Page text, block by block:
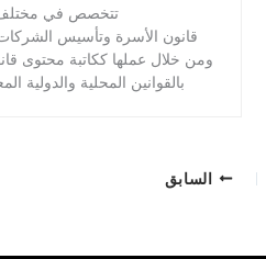
تتخصص في مختلف
قانون الأسرة وتأسيس الشركات
ومن خلال عملها ككاتبة محتوى
بالقوانين المحلية والدولية
السابق